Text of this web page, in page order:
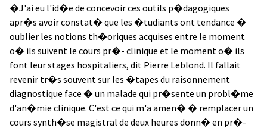
�J'ai eu l'id�e de concevoir ces outils p�dagogiques
apr�s avoir constat� que les �tudiants ont tendance �
oublier les notions th�oriques acquises entre le moment
o� ils suivent le cours pr�- clinique et le moment o� ils
font leur stages hospitaliers, dit Pierre Leblond. Il fallait
revenir tr�s souvent sur les �tapes du raisonnement
diagnostique face � un malade qui pr�sente un probl�me
d'an�mie clinique. C'est ce qui m'a amen� � remplacer un
cours synth�se magistral de deux heures donn� en pr�-